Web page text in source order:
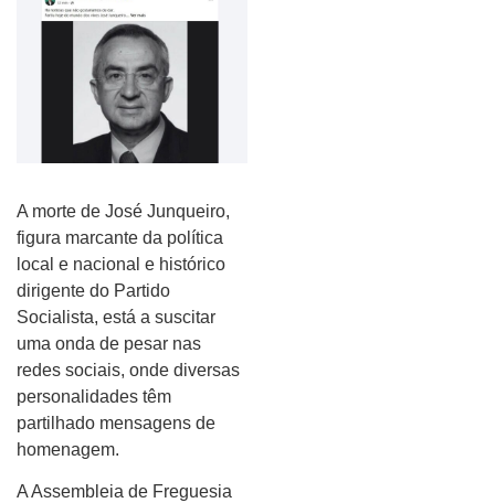
A morte de José Junqueiro,
figura marcante da política
local e nacional e histórico
dirigente do Partido
Socialista, está a suscitar
uma onda de pesar nas
redes sociais, onde diversas
personalidades têm
partilhado mensagens de
homenagem.
A Assembleia de Freguesia